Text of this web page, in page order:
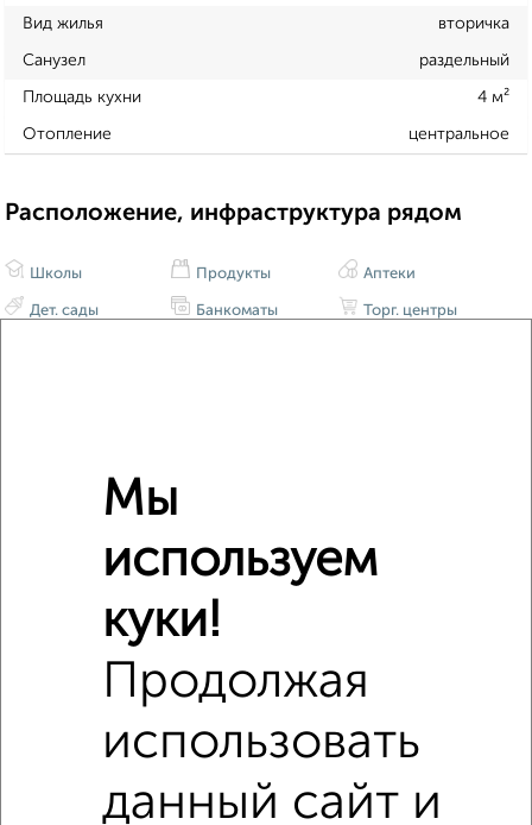
Вид жилья вторичка
Санузел раздельный
Площадь кухни 4 м²
Отопление центральное
Расположение, инфраструктура рядом
Школы
Дет. сады
Продукты
Банкоматы
Аптеки
Торг. центры
Мы
используем
куки!
Продолжая
использовать
данный сайт и